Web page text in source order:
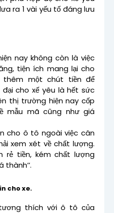
ra 1 vài yếu tố đáng lưu
nay không còn là việc
tiện ích mang lại cho
thêm một chút tiền để
cho xế yêu là hết sức
thị trường hiện nay cốp
mẫu mã cũng như giá
cho ô tô ngoài việc cân
xem xét về chất lượng.
rẻ tiền, kém chất lượng
thành’’.
cho xe.
thích với ô tô của